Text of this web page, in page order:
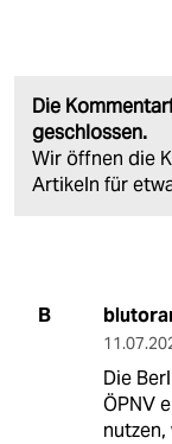
Die
geschlossen.
Wir öffnen die
Artikeln für
B
Die
ÖPNV